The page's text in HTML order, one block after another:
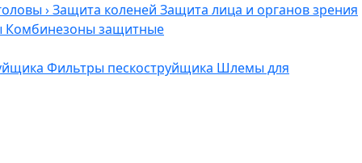
›Защита коленей Защита лица и органов зрения
Комбинезоны защитные
Фильтры пескоструйщика Шлемы для